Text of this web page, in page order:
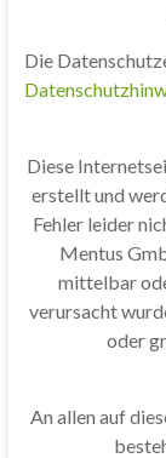
Die
Diese
erstellt und
Fehler leider
Mentus
mittelbar
verursacht
oder
An allen auf